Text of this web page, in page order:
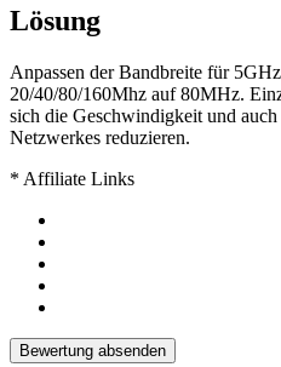
Lösung
Anpassen der Bandbreite für
20/40/80/160Mhz auf 80MHz.
sich die Geschwindigkeit und
Netzwerkes reduzieren.
* Affiliate Links
Bewertung absenden